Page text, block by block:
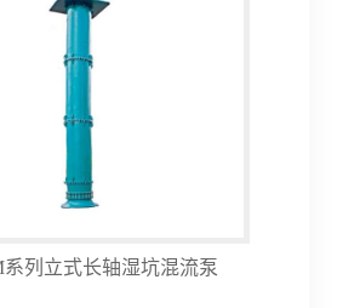
列立式长轴湿坑混流泵